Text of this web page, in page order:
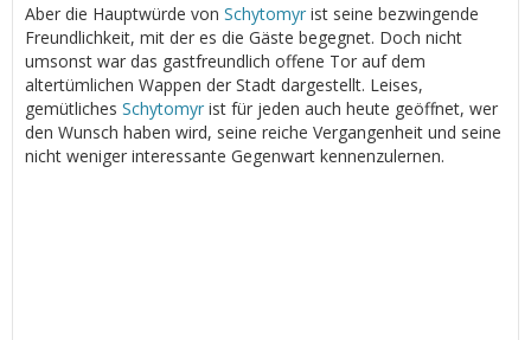
Aber die Hauptwürde von Schytomyr ist seine bezwingende
Freundlichkeit, mit der es die Gäste begegnet. Doch nicht
umsonst war das gastfreundlich offene Tor auf dem
altertümlichen Wappen der Stadt dargestellt. Leises,
gemütliches Schytomyr ist für jeden auch heute geöffnet, wer
den Wunsch haben wird, seine reiche Vergangenheit und seine
nicht weniger interessante Gegenwart kennenzulernen.